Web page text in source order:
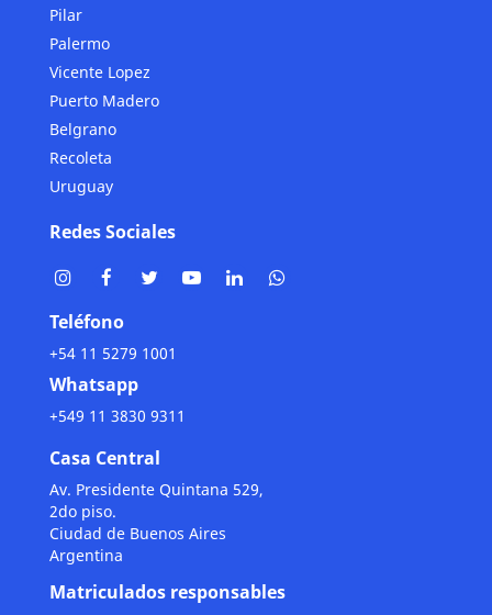
Pilar
Palermo
Vicente Lopez
Puerto Madero
Belgrano
Recoleta
Uruguay
Redes Sociales
Teléfono
+54 11 5279 1001
Whatsapp
+549 11 3830 9311
Casa Central
Av. Presidente Quintana 529,
2do piso.
Ciudad de Buenos Aires
Argentina
Matriculados responsables